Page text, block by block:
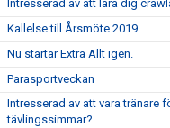
Intresserad av att lära dig
Kallelse till Årsmöte 2019
Nu startar Extra Allt igen.
Parasportveckan
Intresserad av att vara tränare
tävlingssimmar?